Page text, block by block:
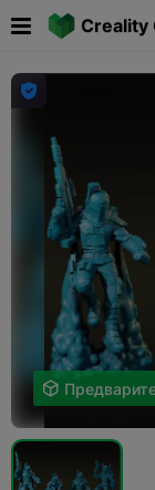
Creality

